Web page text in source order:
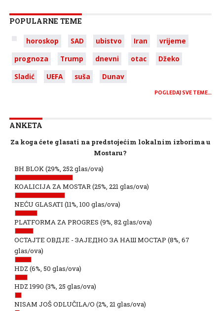
POPULARNE TEME
horoskop SAD ubistvo Iran
vrijeme
prognoza
Trump dnevni otac
Džeko
Sladić
UEFA suša Dunav
POGLEDAJ SVE TEME…
ANKETA
Za koga ćete glasati na predstojećim lokalnim izborima u
Mostaru?
BH BLOK(29%, 252 glas/ova)
KOALICIJA ZA MOSTAR(25%, 221 glas/ova)
NEĆU GLASATI (11%, 100 glas/ova)
PLATFORMA ZA PROGRES (9%, 82 glas/ova)
ОСТАЈТЕ ОВДЈЕ - ЗАЈЕДНО ЗА НАШ МОСТАР (8%, 67
glas/ova)
HDZ (6%, 50 glas/ova)
HDZ 1990 (3%, 25 glas/ova)
NISAM JOŠ ODLUČILA/O (2%, 21 glas/ova)